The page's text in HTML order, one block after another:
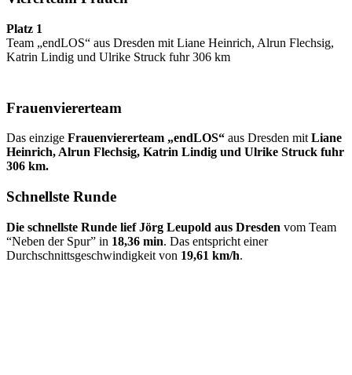
Platz 1
Team „endLOS“ aus Dresden mit Liane Heinrich, Alrun Flechsig,
Katrin Lindig und Ulrike Struck fuhr 306 km
Frauenviererteam
Das einzige Frauenviererteam „endLOS“ aus Dresden mitLiane
Heinrich, Alrun Flechsig, Katrin Lindig und Ulrike Struck fuhr
306 km.
Schnellste Runde
Die schnellste Runde lief Jörg Leupold aus Dresden vom Team
“Neben der Spur” in 18,36 min. Das entspricht einer
Durchschnittsgeschwindigkeit von 19,61 km/h.